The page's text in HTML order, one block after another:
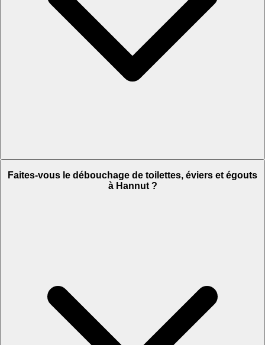
Faites-vous le débouchage de toilettes, éviers et égouts
à Hannut ?